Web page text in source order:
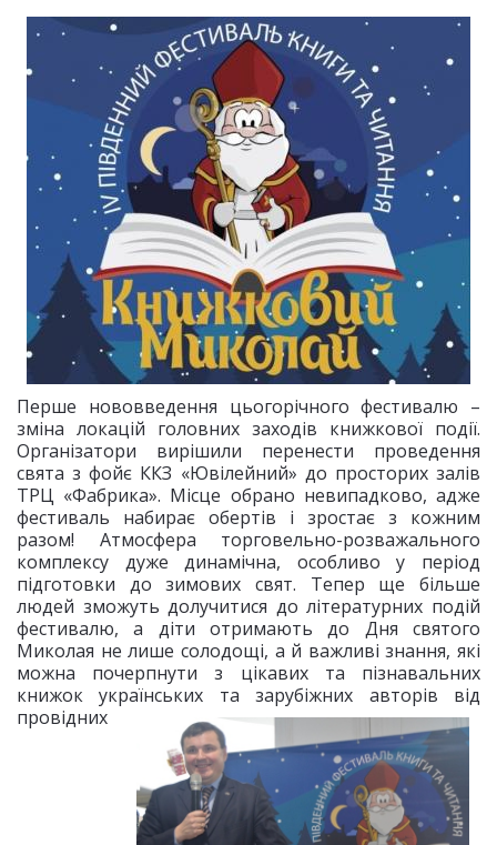
Перше нововведення цьогорічного фестивалю –
зміна локацій головних заходів книжкової події.
Організатори вирішили перенести проведення
свята з фойє ККЗ «Ювілейний» до просторих залів
ТРЦ «Фабрика». Місце обрано невипадково, адже
фестиваль набирає обертів і зростає з кожним
разом! Атмосфера торговельно-розважального
комплексу дуже динамічна, особливо у період
підготовки до зимових свят. Тепер ще більше
людей зможуть долучитися до літературних подій
фестивалю, а діти отримають до Дня святого
Миколая не лише солодощі, а й важливі знання, які
можна почерпнути з цікавих та пізнавальних
книжок українських та зарубіжних авторів від
провідних